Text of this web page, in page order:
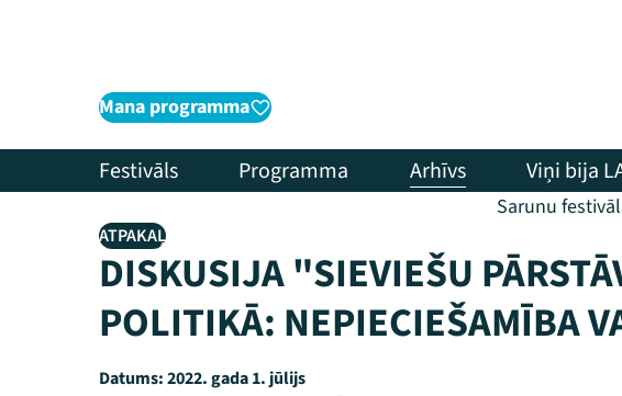
Mana programma
Festivāls Programma Arhīvs Viņi bija
Sarunu
ATPAKAĻ
DISKUSIJA "SIEVIEŠU
POLITIKĀ: NEPIECIEŠAMĪBA
Datums:2022. gada 1. jūlijs